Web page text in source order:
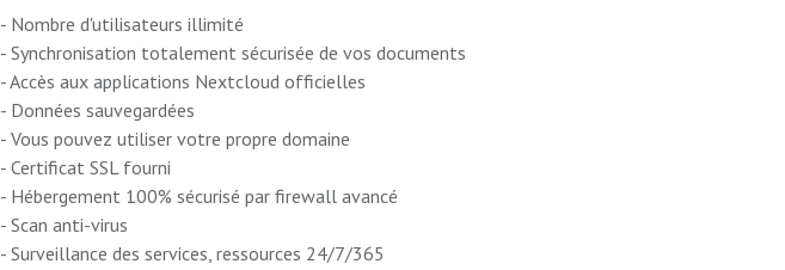
- Nombre d'utilisateurs illimité
- Synchronisation totalement sécurisée de vos documents
- Accès aux applications Nextcloud officielles
- Données sauvegardées
- Vous pouvez utiliser votre propre domaine
- Certificat SSL fourni
- Hébergement 100% sécurisé par firewall avancé
- Scan anti-virus
- Surveillance des services, ressources 24/7/365